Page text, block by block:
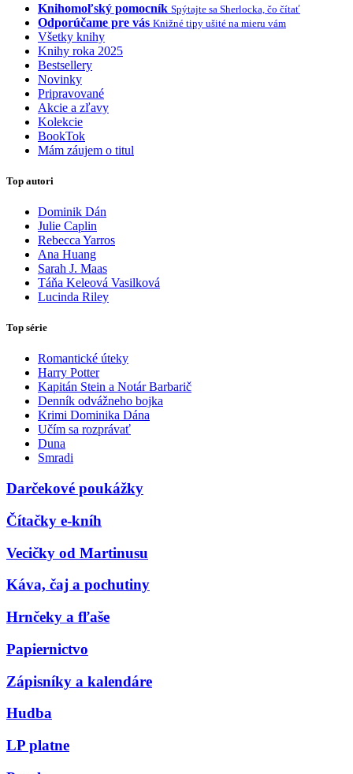
Knihomoľský pomocník Spýtajte sa Sherlocka, čo čítať
Odporúčame pre vás Knižné tipy ušité na mieru vám
Všetky knihy
Knihy roka 2025
Bestsellery
Novinky
Pripravované
Akcie a zľavy
Kolekcie
BookTok
Mám záujem o titul
Top autori
Dominik Dán
Julie Caplin
Rebecca Yarros
Ana Huang
Sarah J. Maas
Táňa Keleová Vasilková
Lucinda Riley
Top série
Romantické úteky
Harry Potter
Kapitán Stein a Notár Barbarič
Denník odvážneho bojka
Krimi Dominika Dána
Učím sa rozprávať
Duna
Smradi
Darčekové poukážky
Čítačky e-kníh
Vecičky od Martinusu
Káva, čaj a pochutiny
Hrnčeky a fľaše
Papiernictvo
Zápisníky a kalendáre
Hudba
LP platne